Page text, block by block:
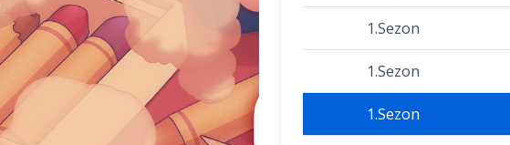
1.Sezon
1.Sezon
1.Sezon